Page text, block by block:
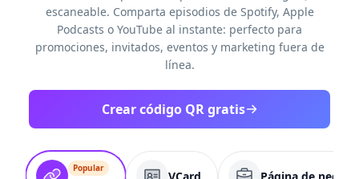
escaneable. Comparta episodios de Spotify, Apple
Podcasts o YouTube al instante: perfecto para
promociones, invitados, eventos y marketing fuera de
línea.
Crear código QR gratis
Popular
VCard Página de